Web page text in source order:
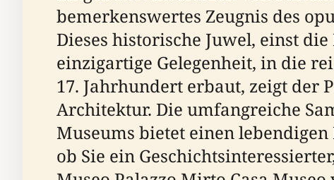
bemerkenswertes Zeugnis des
Dieses historische Juwel, einst
einzigartige Gelegenheit, in die
17. Jahrhundert erbaut, zeigt der
Architektur. Die umfangreiche
Museums bietet einen
ob Sie ein